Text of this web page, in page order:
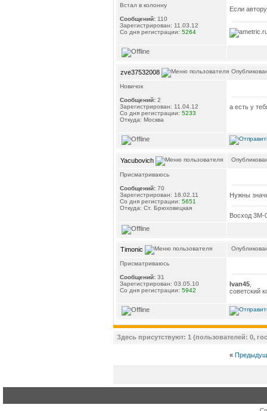
Встал в колонну
Сообщений: 110
Зарегистрирован: 11.03.12
Со дня регистрации: 5264
Если
zve37532008
Новичок
Сообщений: 2
Зарегистрирован: 11.04.12
Со дня регистрации: 5233
Откуда: Москва
а есть у
Yacubovich
Присматриваюсь
Сообщений: 70
Зарегистрирован: 18.02.11
Со дня регистрации: 5651
Откуда: Ст. Брюховецкая
Нужны
Восход 3М-
Timonic
Присматриваюсь
Сообщений: 31
Зарегистрирован: 03.05.10
Со дня регистрации: 5942
Ivan45
советский
Здесь присутствуют: 1 (пользователей: 0,
«